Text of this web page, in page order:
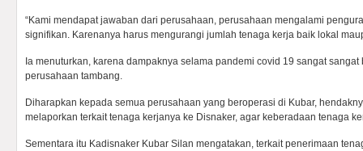
“Kami mendapat jawaban dari perusahaan, perusahaan mengalami
signifikan. Karenanya harus mengurangi jumlah tenaga kerja baik lokal
Ia menuturkan, karena dampaknya selama pandemi covid 19 sangat
perusahaan tambang.
Diharapkan kepada semua perusahaan yang beroperasi di Kubar,
melaporkan terkait tenaga kerjanya ke Disnaker, agar keberadaan tenaga
Sementara itu Kadisnaker Kubar Silan mengatakan, terkait penerimaan